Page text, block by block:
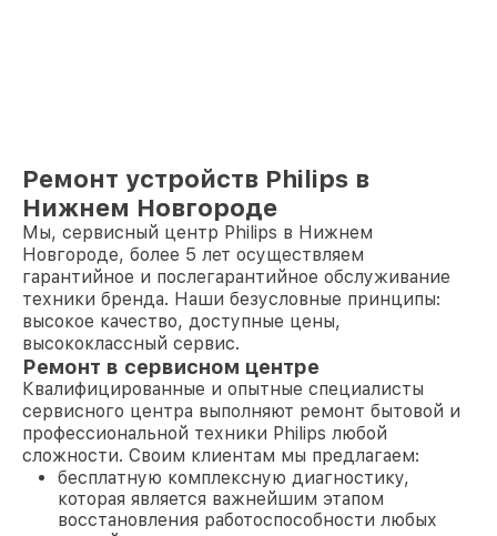
Ремонт устройств Philips в
Нижнем Новгороде
Мы, сервисный центр Philips в Нижнем
Новгороде, более 5 лет осуществляем
гарантийное и послегарантийное обслуживание
техники бренда. Наши безусловные принципы:
высокое качество, доступные цены,
высококлассный сервис.
Ремонт в сервисном центре
Квалифицированные и опытные специалисты
сервисного центра выполняют ремонт бытовой и
профессиональной техники Philips любой
сложности. Своим клиентам мы предлагаем:
бесплатную комплексную диагностику,
которая является важнейшим этапом
восстановления работоспособности любых